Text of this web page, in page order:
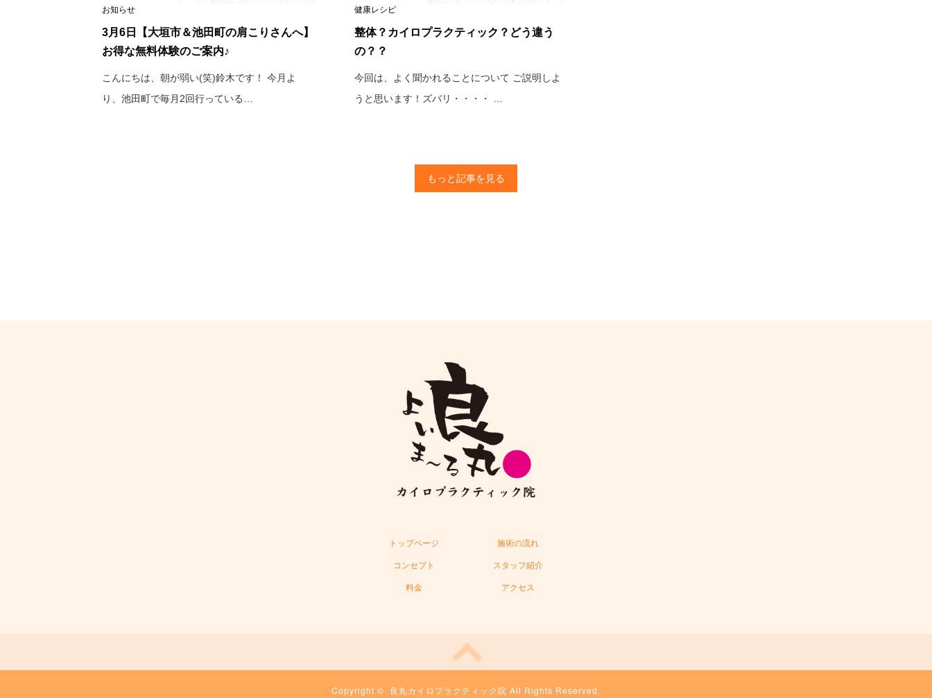
お知らせ
3月6日【大垣市＆池田町の肩こりさんへ】
お得な無料体験のご案内♪
こんにちは、朝が弱い(笑)鈴木です！ 今月よ
り、池田町で毎月2回行っている…
健康レシピ
整体？カイロプラクティック？どう違う
の？？
今回は、よく聞かれることについて ご説明しよ
うと思います！ズバリ・・・・ …
もっと記事を見る
トップページ
コンセプト
料金
施術の流れ
スタッフ紹介
アクセス
Copyright © 良丸カイロプラクティック院 All Rights Reserved.